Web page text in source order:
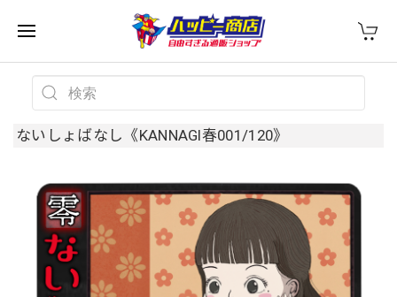
ないしょばなし《KANNAGI春001/120》